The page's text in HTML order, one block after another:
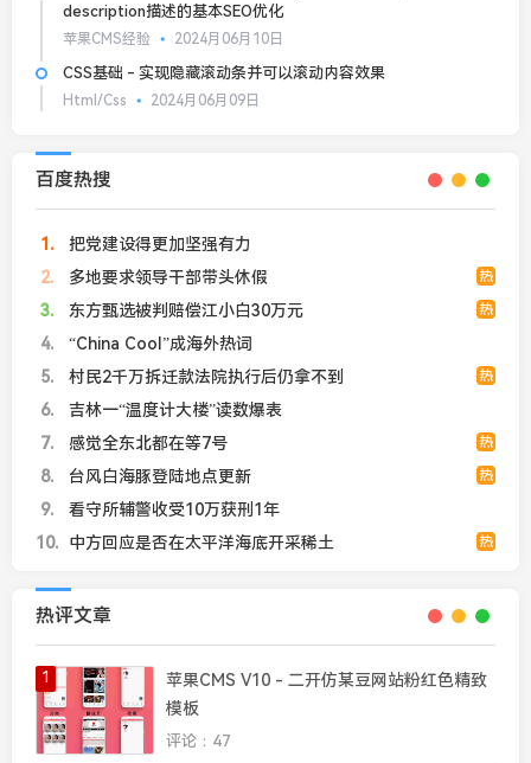
description描述的基本SEO优化
苹果CMS经验 2024月06月10日
CSS基础 - 实现隐藏滚动条并可以滚动内容效果
Html/Css 2024月06月09日
百度热搜
1
把党建设得更加坚强有力
2
热
多地要求领导干部带头休假
3
热
东方甄选被判赔偿江小白30万元
4
“China Cool”成海外热词
5
热
村民2千万拆迁款法院执行后仍拿不到
6
吉林一“温度计大楼”读数爆表
7
热
感觉全东北都在等7号
8
热
台风白海豚登陆地点更新
9
看守所辅警收受10万获刑1年
10
热
中方回应是否在太平洋海底开采稀土
热评文章
1
苹果CMS V10 - 二开仿某豆网站粉红色精致
模板
评论：47